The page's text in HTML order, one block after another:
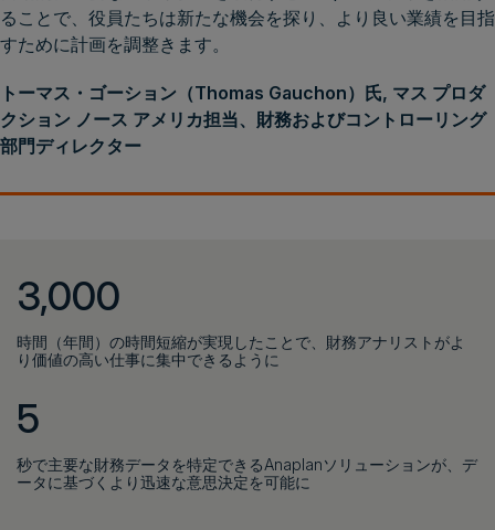
ることで、役員たちは新たな機会を探り、より良い業績を目指
すために計画を調整きます。
トーマス・ゴーション（Thomas Gauchon）氏, マス プロダ
クション ノース アメリカ担当、財務およびコントローリング
部門ディレクター
3,000
時間（年間）の時間短縮が実現したことで、財務アナリストがよ
り価値の高い仕事に集中できるように
5
秒で主要な財務データを特定できるAnaplanソリューションが、デ
ータに基づくより迅速な意思決定を可能に